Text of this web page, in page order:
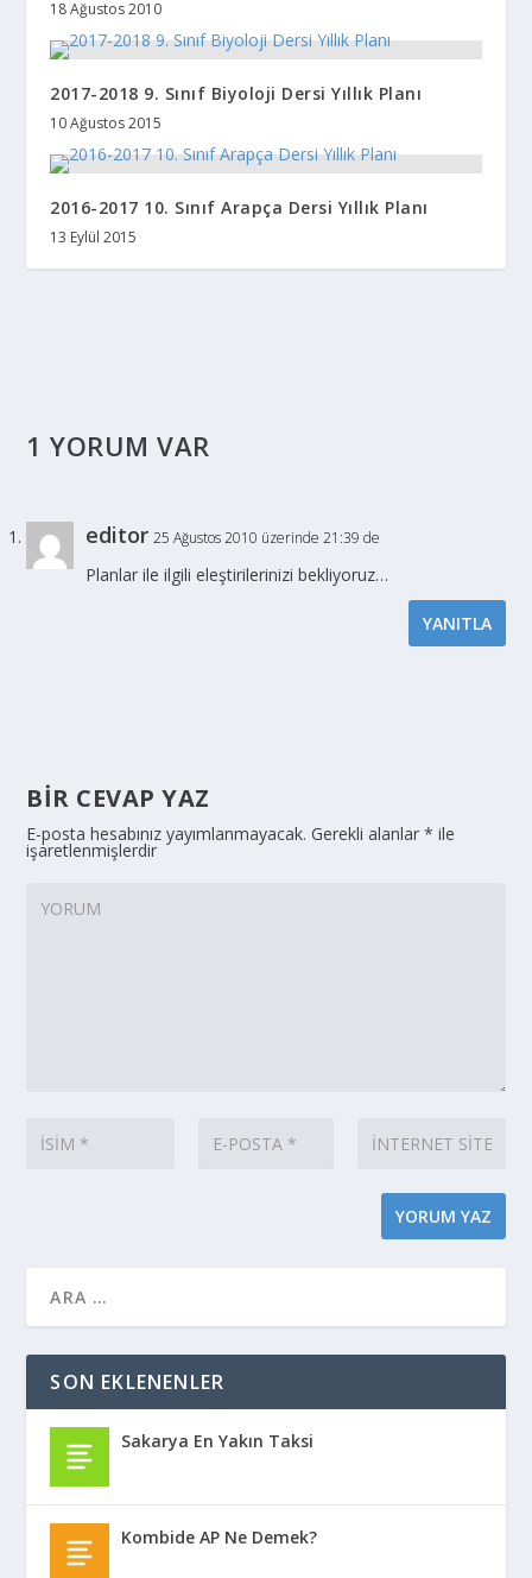
18 Ağustos 2010
2017-2018 9. Sınıf Biyoloji Dersi Yıllık Planı
10 Ağustos 2015
2016-2017 10. Sınıf Arapça Dersi Yıllık Planı
13 Eylül 2015
1 YORUM VAR
editor 25 Ağustos 2010 üzerinde 21:39 de
Planlar ile ilgili eleştirilerinizi bekliyoruz…
YANITLA
BIR CEVAP YAZ
E-posta hesabınız yayımlanmayacak. Gerekli alanlar* ile
işaretlenmişlerdir
SON EKLENENLER
Sakarya En Yakın Taksi
Kombide AP Ne Demek?